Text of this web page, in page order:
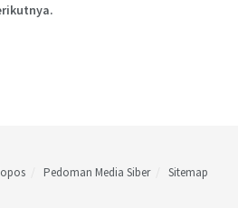
Pedoman Media Siber Sitemap